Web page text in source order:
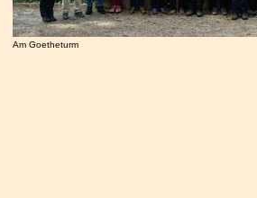
Am Goetheturm